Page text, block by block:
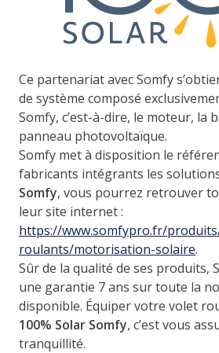
Ce partenariat avec Somfy
de système composé
Somfy, c’est-à-dire, le moteur, la
panneau photovoltaïque.
Somfy met à disposition le
fabricants intégrants les
Somfy, vous pourrez retrouver
leur site internet :
https://www.somfypro.fr/
roulants/motorisation-solaire.
Sûr de la qualité de ses produits,
une garantie 7 ans sur toute la
disponible. Équiper votre volet
100% Solar Somfy, c’est vous
tranquillité.